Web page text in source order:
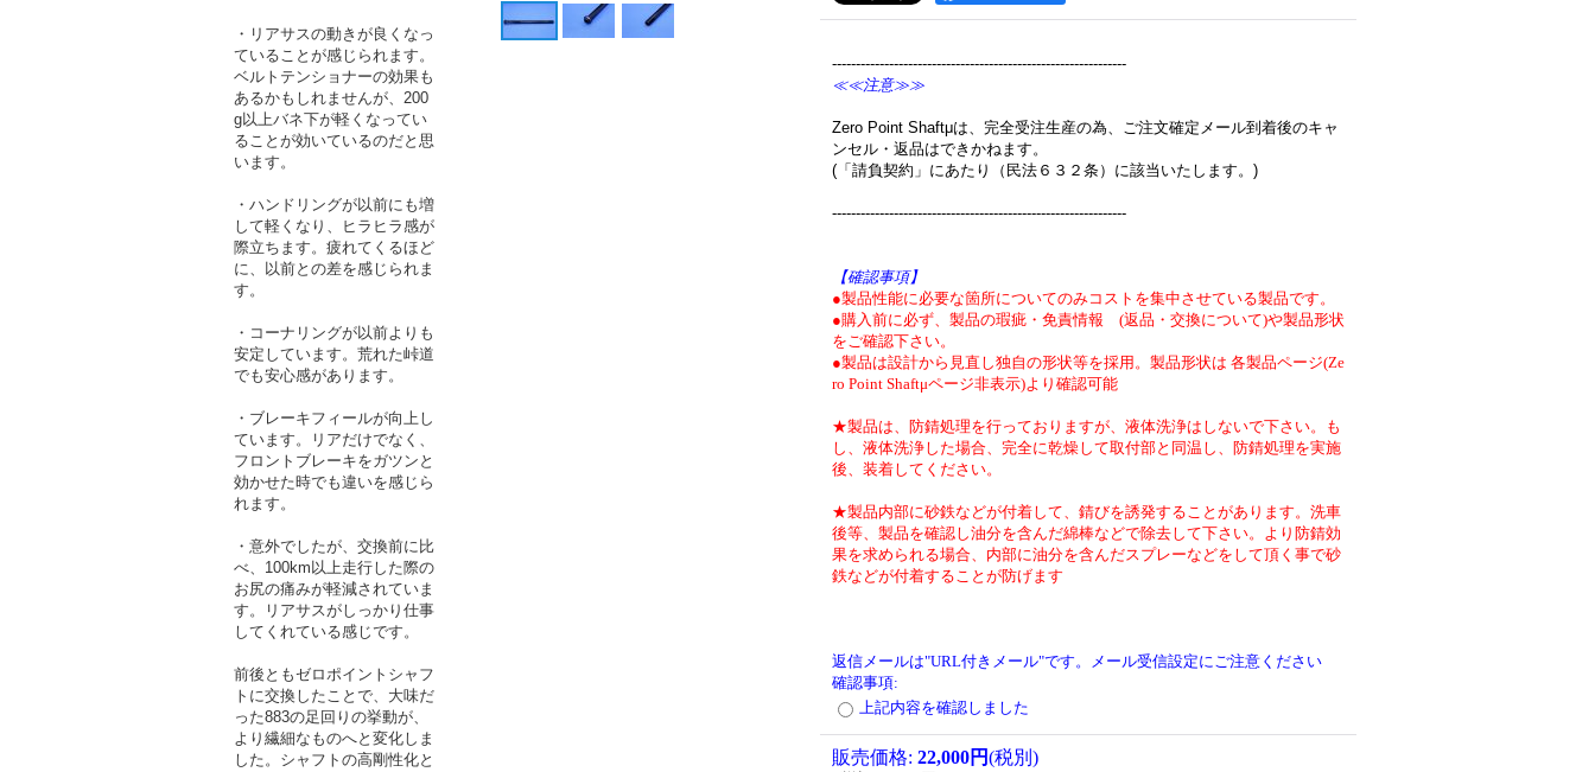
・リアサスの動きが良くなっ
ていることが感じられます。
ベルトテンショナーの効果も
あるかもしれませんが、200
g以上バネ下が軽くなってい
ることが効いているのだと思
います。
・ハンドリングが以前にも増
して軽くなり、ヒラヒラ感が
際立ちます。疲れてくるほど
に、以前との差を感じられま
す。
・コーナリングが以前よりも
安定しています。荒れた峠道
でも安心感があります。
・ブレーキフィールが向上し
ています。リアだけでなく、
フロントブレーキをガツンと
効かせた時でも違いを感じら
れます。
・意外でしたが、交換前に比
べ、100km以上走行した際の
お尻の痛みが軽減されていま
す。リアサスがしっかり仕事
してくれている感じです。
前後ともゼロポイントシャフ
トに交換したことで、大味だ
った883の足回りの挙動が、
より繊細なものへと変化しま
した。シャフトの高剛性化と
--------------------------------------------------------------
≪≪注意≫≫
Zero Point Shaftμは、完全受注生産の為、ご注文確定メール到着後のキャ
ンセル・返品はできかねます。
(「請負契約」にあたり（民法６３２条）に該当いたします。)
--------------------------------------------------------------
【確認事項】
●製品性能に必要な箇所についてのみコストを集中させている製品です。
●購入前に必ず、製品の瑕疵・免責情報 (返品・交換について)や製品形状
をご確認下さい。
●製品は設計から見直し独自の形状等を採用。製品形状は 各製品ページ(Ze
ro Point Shaftμページ非表示)より確認可能
★製品は、防錆処理を行っておりますが、液体洗浄はしないで下さい。も
し、液体洗浄した場合、完全に乾燥して取付部と同温し、防錆処理を実施
後、装着してください。
★製品内部に砂鉄などが付着して、錆びを誘発することがあります。洗車
後等、製品を確認し油分を含んだ綿棒などで除去して下さい。より防錆効
果を求められる場合、内部に油分を含んだスプレーなどをして頂く事で砂
鉄などが付着することが防げます
返信メールは"URL付きメール"です。メール受信設定にご注意ください
確認事項:
上記内容を確認しました
販売価格: 22,000円(税別)